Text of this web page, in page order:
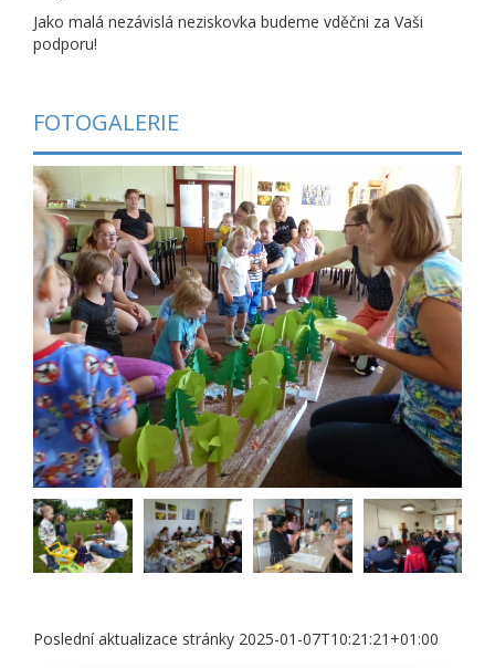
Jako malá nezávislá neziskovka budeme vděčni za Vaši
podporu!
FOTOGALERIE
Poslední aktualizace stránky 2025-01-07T10:21:21+01:00